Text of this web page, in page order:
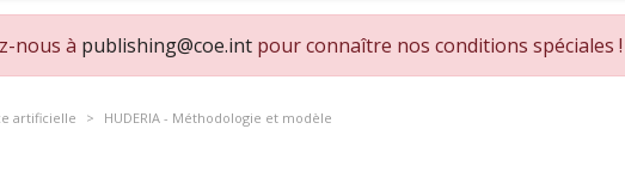
nous à publishing@coe.int pour connaître nos conditions spéciales !
artificielle HUDERIA - Méthodologie et modèle